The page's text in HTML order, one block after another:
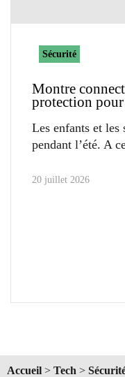
Sécurité
Montre
protection pour
Les enfants et les
pendant l’été. A
20 juillet 2026
Accueil > Tech >